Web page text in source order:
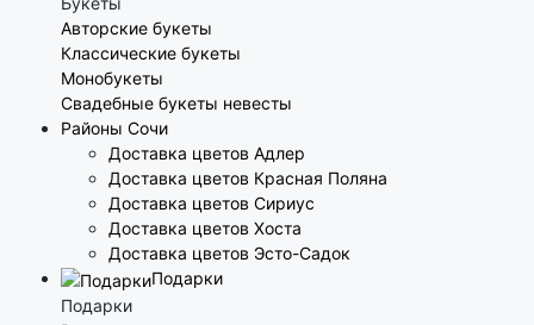
Авторские букеты
Классические букеты
Монобукеты
Свадебные букеты невесты
Районы Сочи
Доставка цветов Адлер
Доставка цветов Красная Поляна
Доставка цветов Сириус
Доставка цветов Хоста
Доставка цветов Эсто-Садок
Подарки
Подарки